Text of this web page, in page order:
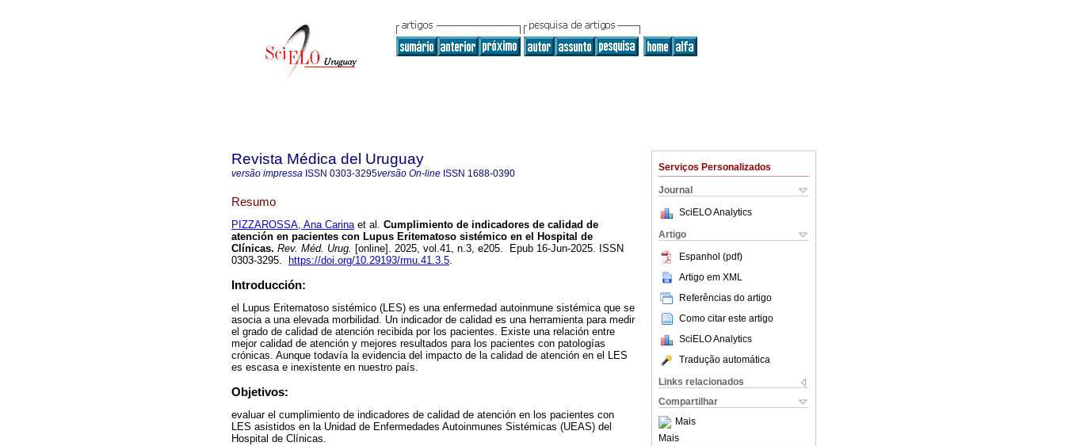
Serviços Personalizados
Journal
SciELO Analytics
Artigo
Espanhol (pdf)
Artigo em XML
Referências do artigo
Como citar este artigo
SciELO Analytics
Tradução automática
Links relacionados
Compartilhar
Mais
Mais
Revista Médica del Uruguay
versão impressa ISSN 0303-3295versão On-line ISSN 1688-0390
Resumo
PIZZAROSSA, Ana Carinaet al. Cumplimiento de indicadores de calidad de
atención en pacientes con Lupus Eritematoso sistémico en el Hospital de
Clínicas. Rev. Méd. Urug. [online]. 2025, vol.41, n.3, e205. Epub 16-Jun-2025. ISSN
0303-3295.
https://doi.org/10.29193/rmu.41.3.5.
Introducción:
el Lupus Eritematoso sistémico (LES) es una enfermedad autoinmune sistémica que se
asocia a una elevada morbilidad. Un indicador de calidad es una herramienta para medir
el grado de calidad de atención recibida por los pacientes. Existe una relación entre
mejor calidad de atención y mejores resultados para los pacientes con patologías
crónicas. Aunque todavía la evidencia del impacto de la calidad de atención en el LES
es escasa e inexistente en nuestro país.
Objetivos:
evaluar el cumplimiento de indicadores de calidad de atención en los pacientes con
LES asistidos en la Unidad de Enfermedades Autoinmunes Sistémicas (UEAS) del
Hospital de Clínicas.